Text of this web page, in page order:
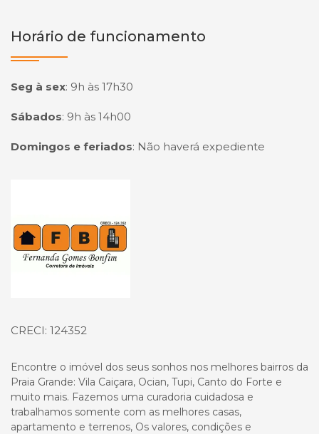
Horário de funcionamento
Seg à sex: 9h às 17h30
Sábados: 9h às 14h00
Domingos e feriados: Não haverá expediente
CRECI: 124352
Encontre o imóvel dos seus sonhos nos melhores bairros da
Praia Grande: Vila Caiçara, Ocian, Tupi, Canto do Forte e
muito mais. Fazemos uma curadoria cuidadosa e
trabalhamos somente com as melhores casas,
apartamento e terrenos, Os valores, condições e